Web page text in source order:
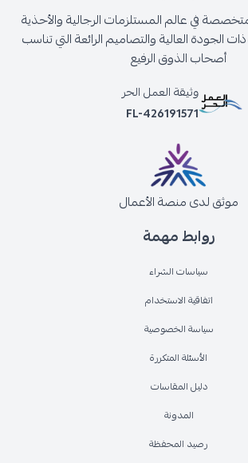
روابط مهمة
سياسات الشراء
اتفاقية الاستخدام
سياسة الخصوصية
الأسئلة المتكررة
دليل المقاسات
المدونة
رصيد المحفظة
في عالم المستلزمات الرجالية والأحذية
الجودة العالية والتصاميم الرائعة التي تناسب
أصحاب الذوق الرفيع
وثيقة العمل الحر
FL-426191571
موثق لدى منصة الأعمال